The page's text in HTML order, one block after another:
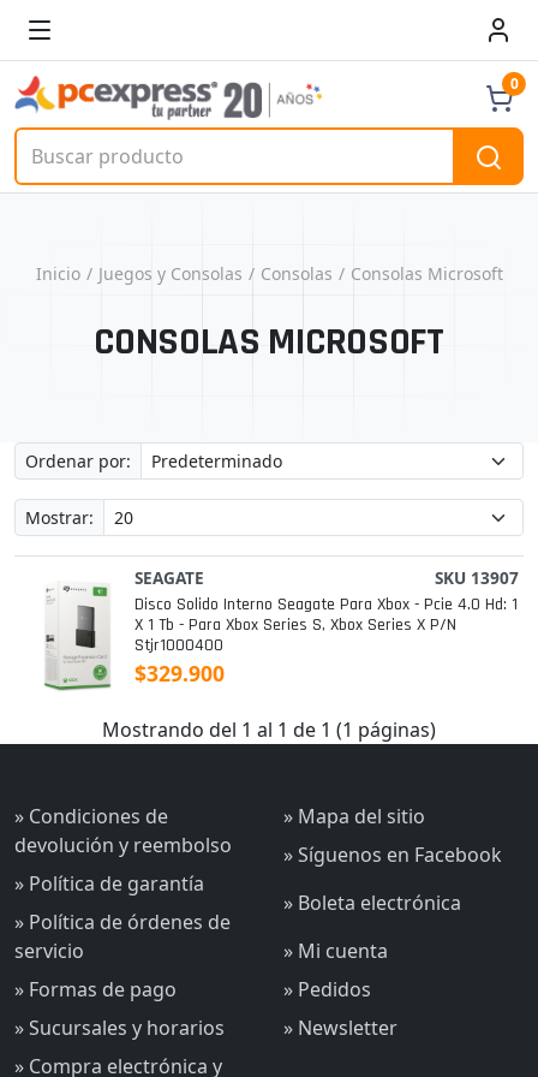
0
Inicio Juegos y Consolas Consolas Consolas Microsoft
CONSOLAS MICROSOFT
Ordenar por:
Mostrar:
SEAGATE SKU 13907
Disco Solido Interno Seagate Para Xbox - Pcie 4.0 Hd: 1
X 1 Tb - Para Xbox Series S, Xbox Series X P/n
Stjr1000400
$329.900
Mostrando del 1 al 1 de 1 (1 páginas)
» Condiciones de
devolución y reembolso
» Política de garantía
» Política de órdenes de
servicio
» Formas de pago
» Sucursales y horarios
» Compra electrónica y
» Mapa del sitio
» Síguenos en Facebook
» Boleta electrónica
» Mi cuenta
» Pedidos
» Newsletter